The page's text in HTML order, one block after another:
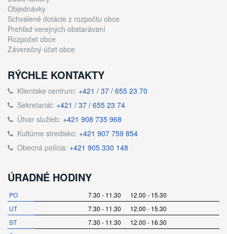
Objednávky
Schválené dotácie z rozpočtu obce
Prehľad verejných obstarávaní
Rozpočet obce
Záverečný účet obce
RÝCHLE KONTAKTY
Klientske centrum: +421 / 37 / 655 23 70
Sekretariát: +421 / 37 / 655 23 74
Útvar služieb: +421 908 735 968
Kultúrne stredisko: +421 907 759 854
Obecná polícia: +421 905 330 148
ÚRADNÉ HODINY
PO
7.30 - 11.30 12.00 - 15.30
UT
7.30 - 11.30 12.00 - 15.30
ST
7.30 - 11.30 12.00 - 16.30